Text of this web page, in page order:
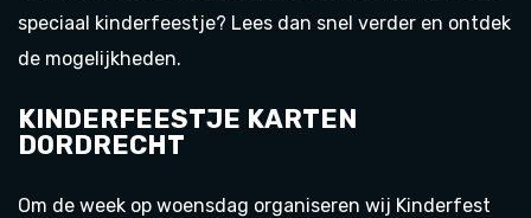
speciaal kinderfeestje? Lees dan snel verder en ontdek
de mogelijkheden.
KINDERFEESTJE KARTEN
DORDRECHT
Om de week op woensdag organiseren wij Kinderfest